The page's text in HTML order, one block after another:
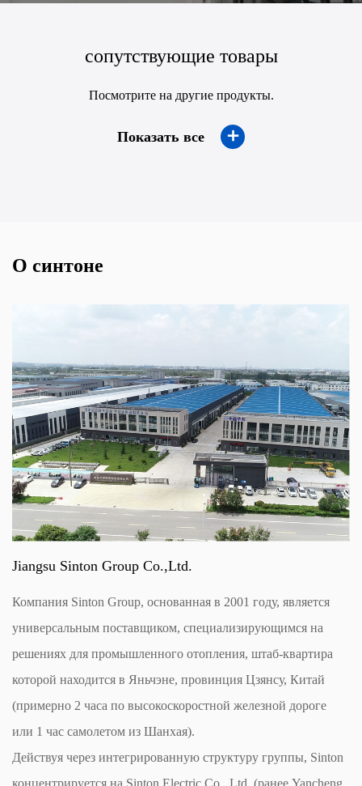
сопутствующие товары
Посмотрите на другие продукты.
Показать все ＋
О синтоне
Jiangsu Sinton Group Co.,Ltd.
Компания Sinton Group, основанная в 2001 году, является
универсальным поставщиком, специализирующимся на
решениях для промышленного отопления, штаб-квартира
которой находится в Яньчэне, провинция Цзянсу, Китай
(примерно 2 часа по высокоскоростной железной дороге
или 1 час самолетом из Шанхая).
Действуя через интегрированную структуру группы, Sinton
концентрируется на Sinton Electric Co., Ltd. (ранее Yancheng